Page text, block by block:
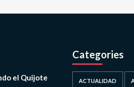
el Quijote
Categories
ACTUALIDAD